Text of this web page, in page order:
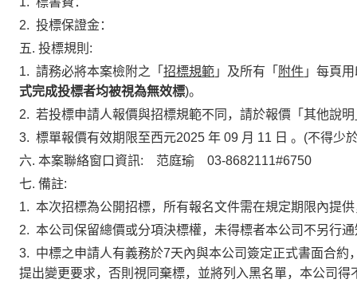
2. 投標保證金：
五. 投標規則:
1. 請務必將本案檢附之「 招標規範 」及所有「 附件 」每頁
式完成投標者均被視為無效標)。
2. 若投標申請人報價與招標規範不同，請於報價「其他說
3. 標單報價有效期限至西元2025 年 09 月 11 日 。(不得少
六. 本案聯絡窗口資訊:
范庭瑜 03-8682111#6750
七. 備註:
1. 本次招標為公開招標，所有報名文件需在規定期限內提
2. 本公司保留總價或分項決標權，未得標者本公司不另行
3. 中標之申請人有義務於7天內與本公司簽定正式書面合約
提出變更要求，否則視同棄標，並將列入黑名單，本公司得